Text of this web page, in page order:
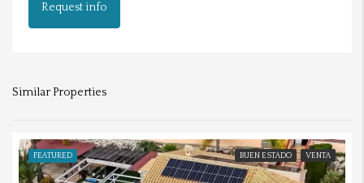
Request info
Similar Properties
FEATURED BUEN ESTADO VENTA